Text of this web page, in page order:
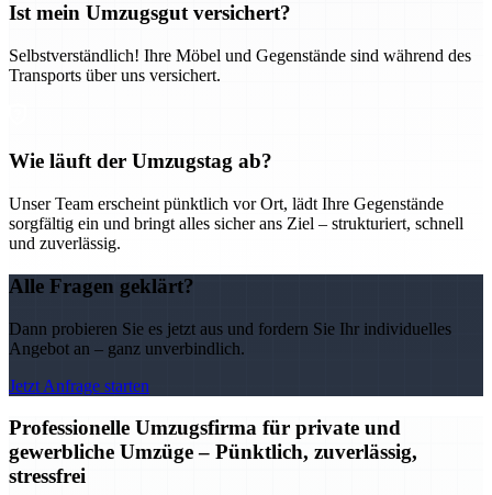
Ist mein Umzugsgut versichert?
Selbstverständlich! Ihre Möbel und Gegenstände sind während des
Transports über uns versichert.
Wie läuft der Umzugstag ab?
Unser Team erscheint pünktlich vor Ort, lädt Ihre Gegenstände
sorgfältig ein und bringt alles sicher ans Ziel – strukturiert, schnell
und zuverlässig.
Alle Fragen geklärt?
Dann probieren Sie es jetzt aus und fordern Sie Ihr individuelles
Angebot an – ganz unverbindlich.
Jetzt Anfrage starten
Professionelle Umzugsfirma für private und
gewerbliche Umzüge – Pünktlich, zuverlässig,
stressfrei